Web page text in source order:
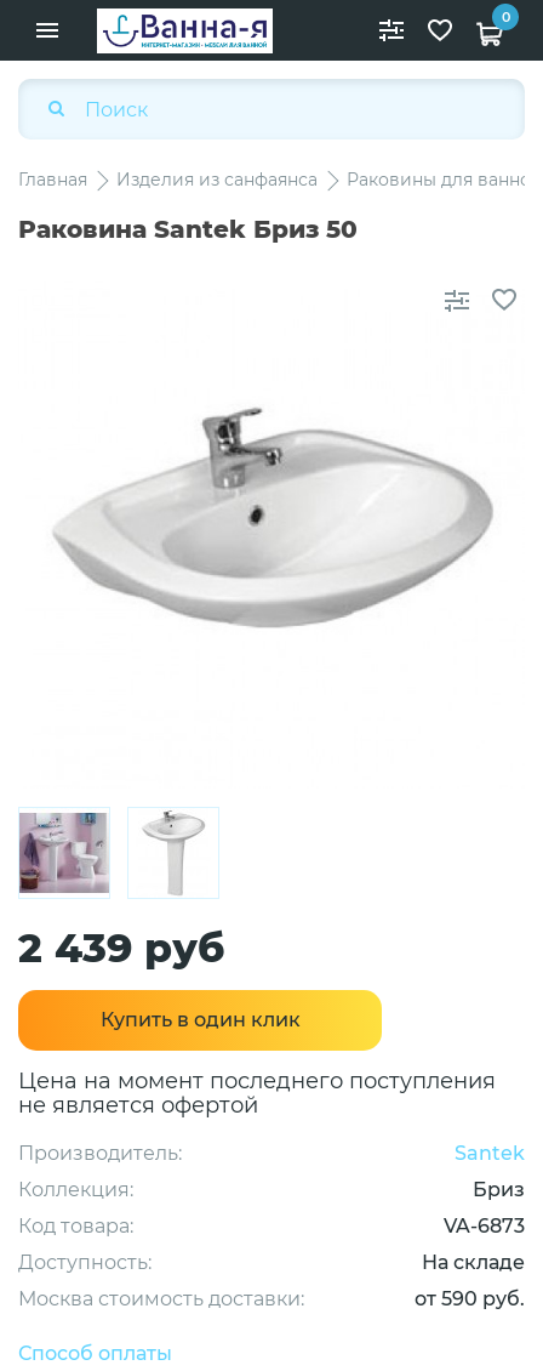
0
Главная Изделия из санфаянса Раковины для
Раковина Santek Бриз 50
2 439 руб
Купить в один клик
Цена на момент последнего поступления
не является офертой
Производитель:
Santek
Коллекция:
Бриз
Код товара:
VA-6873
Доступность:
На складе
Москва стоимость доставки:
от 590 руб.
Способ оплаты